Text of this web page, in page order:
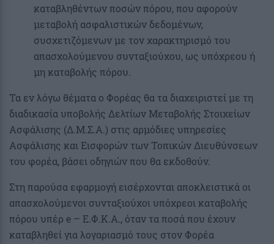
καταβληθέντων ποσών πόρου, που αφορούν
μεταβολή ασφαλιστικών δεδομένων,
συσχετιζόμενων με τον χαρακτηρισμό του
απασχολούμενου συνταξιούχου, ως υπόχρεου ή
μη καταβολής πόρου.
Τα εν λόγω θέματα ο Φορέας θα τα διαχειριστεί με τη
διαδικασία υποβολής Δελτίων Μεταβολής Στοιχείων
Ασφάλισης (Δ.Μ.Σ.Α.) στις αρμόδιες υπηρεσίες
Ασφάλισης και Εισφορών των Τοπικών Διευθύνσεων
του φορέα, βάσει οδηγιών που θα εκδοθούν.
Στη παρούσα εφαρμογή εισέρχονται αποκλειστικά οι
απασχολούμενοι συνταξιούχοι υπόχρεοι καταβολής
πόρου υπέρ e – Ε.Φ.Κ.Α., όταν τα ποσά που έχουν
καταβληθεί για λογαριασμό τους στον Φορέα